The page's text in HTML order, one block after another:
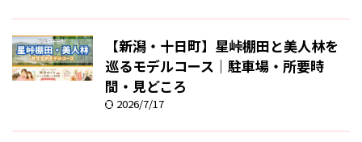
【新潟・十日町】星峠棚田と美人林を
巡るモデルコース｜駐車場・所要時
間・見どころ
2026/7/17